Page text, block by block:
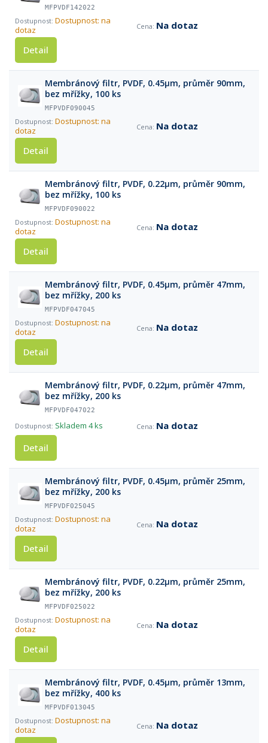
MFPVDF142022
Dostupnost: na
dotaz
Na dotaz
Detail
Membránový filtr, PVDF, 0.45µm, průměr 90mm,
bez mřížky, 100 ks
MFPVDF090045
Dostupnost: na
dotaz
Na dotaz
Detail
Membránový filtr, PVDF, 0.22µm, průměr 90mm,
bez mřížky, 100 ks
MFPVDF090022
Dostupnost: na
dotaz
Na dotaz
Detail
Membránový filtr, PVDF, 0.45µm, průměr 47mm,
bez mřížky, 200 ks
MFPVDF047045
Dostupnost: na
dotaz
Na dotaz
Detail
Membránový filtr, PVDF, 0.22µm, průměr 47mm,
bez mřížky, 200 ks
MFPVDF047022
Skladem 4 ks
Na dotaz
Detail
Membránový filtr, PVDF, 0.45µm, průměr 25mm,
bez mřížky, 200 ks
MFPVDF025045
Dostupnost: na
dotaz
Na dotaz
Detail
Membránový filtr, PVDF, 0.22µm, průměr 25mm,
bez mřížky, 200 ks
MFPVDF025022
Dostupnost: na
dotaz
Na dotaz
Detail
Membránový filtr, PVDF, 0.45µm, průměr 13mm,
bez mřížky, 400 ks
MFPVDF013045
Dostupnost: na
dotaz
Na dotaz